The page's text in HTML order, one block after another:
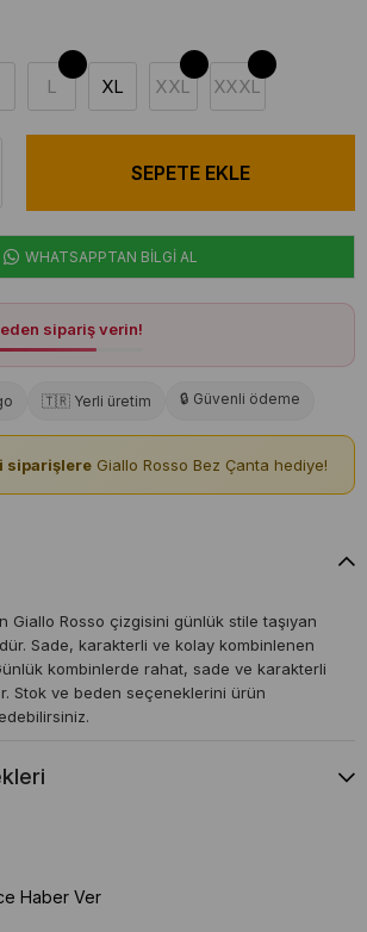
L XL XXL XXXL
WHATSAPPTAN BİLGİ AL
sipariş verin!
🇹🇷 Yerli üretim 🔒 Güvenli ödeme
siparişlere Giallo Rosso Bez Çanta hediye!
Giallo Rosso çizgisini günlük stile taşıyan
Sade, karakterli ve kolay kombinlenen
kombinlerde rahat, sade ve karakterli
Stok ve beden seçeneklerini ürün
Haber Ver